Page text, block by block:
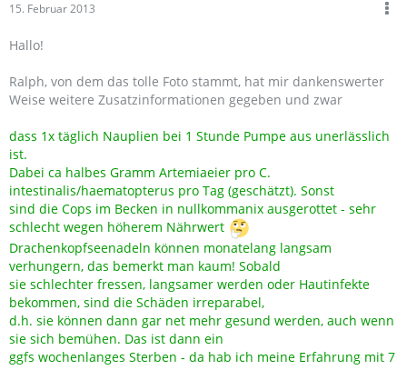
15. Februar 2013
Hallo!
Ralph, von dem das tolle Foto stammt, hat mir dankenswerter
Weise weitere Zusatzinformationen gegeben und zwar
dass 1x täglich Nauplien bei 1 Stunde Pumpe aus unerlässlich
ist.
Dabei ca halbes Gramm Artemiaeier pro C.
intestinalis/haematopterus pro Tag (geschätzt). Sonst
sind die Cops im Becken in nullkommanix ausgerottet - sehr
schlecht wegen höherem Nährwert
Drachenkopfseenadeln können monatelang langsam
verhungern, das bemerkt man kaum! Sobald
sie schlechter fressen, langsamer werden oder Hautinfekte
bekommen, sind die Schäden irreparabel,
d.h. sie können dann gar net mehr gesund werden, auch wenn
sie sich bemühen. Das ist dann ein
ggfs wochenlanges Sterben - da hab ich meine Erfahrung mit 7